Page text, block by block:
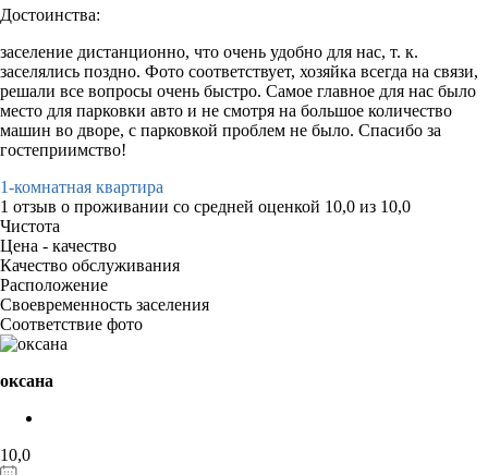
Достоинства:
заселение дистанционно, что очень удобно для нас, т. к.
заселялись поздно. Фото соответствует, хозяйка всегда на связи,
решали все вопросы очень быстро. Самое главное для нас было
место для парковки авто и не смотря на большое количество
машин во дворе, с парковкой проблем не было. Спасибо за
гостеприимство!
1-комнатная квартира
1 отзыв о проживании со средней оценкой 10,0 из 10,0
Чистота
Цена - качество
Качество обслуживания
Расположение
Своевременность заселения
Соответствие фото
оксана
10,0